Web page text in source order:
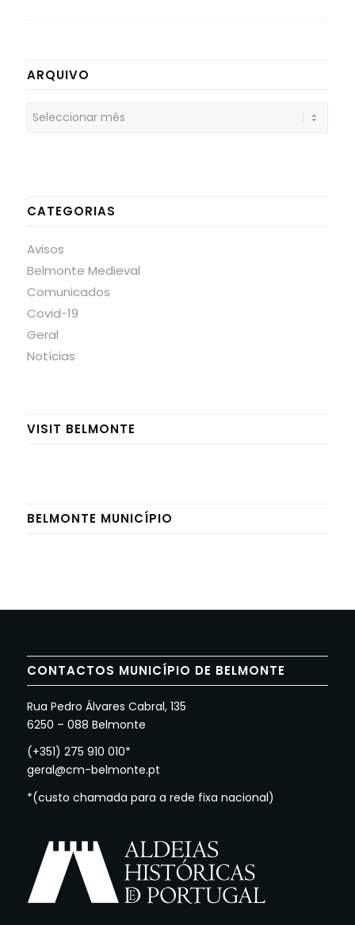
ARQUIVO
CATEGORIAS
Avisos
Belmonte Medieval
Comunicados
Covid-19
Geral
Notícias
VISIT BELMONTE
BELMONTE MUNICÍPIO
CONTACTOS MUNICÍPIO DE BELMONTE
Rua Pedro Álvares Cabral, 135
6250 – 088 Belmonte
(+351) 275 910 010*
geral@cm-belmonte.pt
*(custo chamada para a rede fixa nacional)